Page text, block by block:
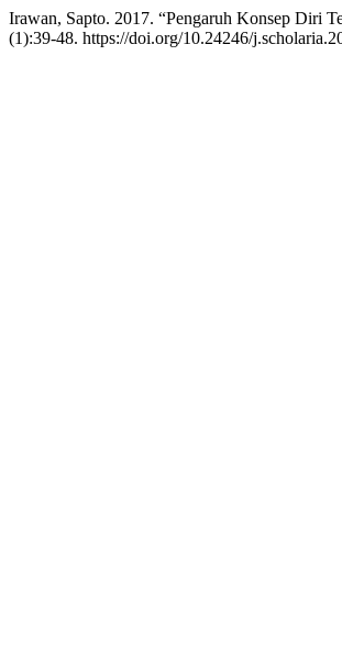
Irawan, Sapto. 2017. “Pengaruh Konsep Diri
(1):39-48. https://doi.org/10.24246/